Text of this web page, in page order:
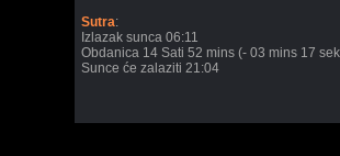
Sutra:
Izlazak sunca 06:11
Obdanica 14 Sati 52 mins (- 03 mins 17
Sunce će zalaziti 21:04